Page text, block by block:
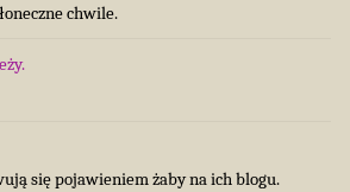
chwile.
się pojawieniem żaby na ich blogu.